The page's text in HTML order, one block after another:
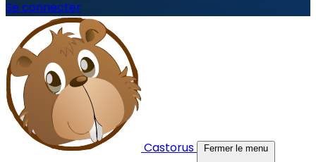
Se connecter
Castorus Fermer le menu